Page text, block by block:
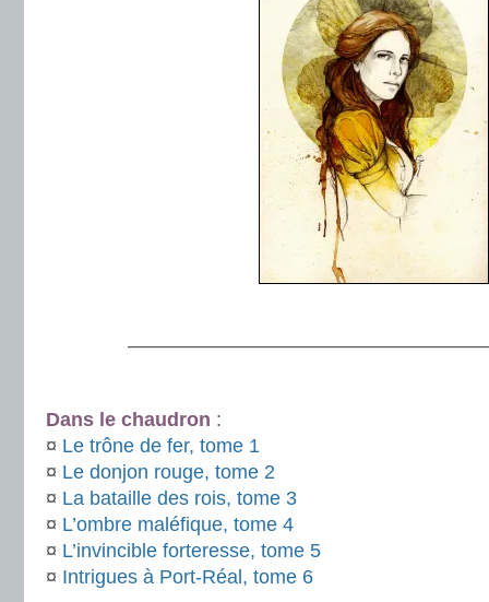
Dans le chaudron :
¤ Le trône de fer, tome 1
¤ Le donjon rouge, tome 2
¤ La bataille des rois, tome 3
¤ L’ombre maléfique, tome 4
¤ L’invincible forteresse, tome 5
¤ Intrigues à Port-Réal, tome 6